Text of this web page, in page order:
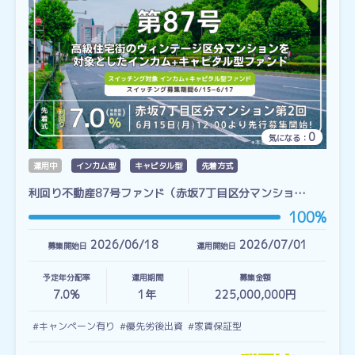
気になる： 0
運用中 インカム型 キャピタル型 先着方式
利回り不動産87号ファンド（赤坂7丁目区分マンショ…
100%
募集開始日 2026/06/18 運用開始日 2026/07/01
予定年分配率
7.0%
運用期間
1 年
募集金額
225,000,000円
#キャンペーン有り #優先劣後出資 #家賃保証型